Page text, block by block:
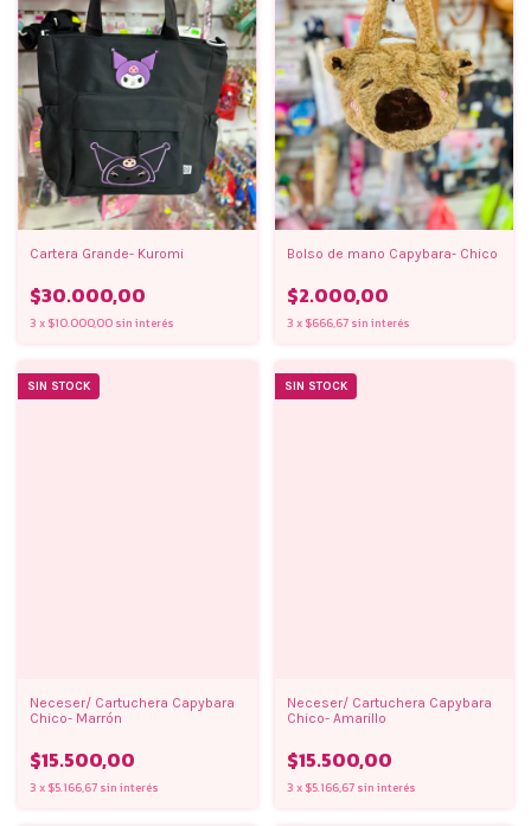
Cartera Grande- Kuromi
$30.000,00
3 x $10.000,00 sin interés
Bolso de mano Capybara- Chico
$2.000,00
3 x $666,67 sin interés
SIN STOCK
Neceser/ Cartuchera Capybara
Chico- Marrón
$15.500,00
3 x $5.166,67 sin interés
SIN STOCK
Neceser/ Cartuchera Capybara
Chico- Amarillo
$15.500,00
3 x $5.166,67 sin interés